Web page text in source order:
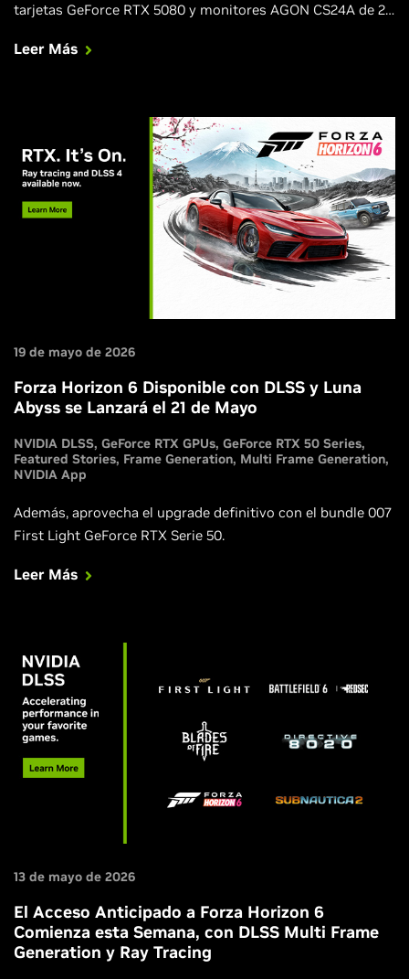
tarjetas GeForce RTX 5080 y monitores AGON CS24A de 24
2.
Leer Más
19 de mayo de 2026
Forza Horizon 6 Disponible con DLSS y Luna
Abyss se Lanzará el 21 de Mayo
NVIDIA DLSS GeForce RTX GPUs GeForce RTX 50 Series
Featured Stories Frame Generation Multi Frame Generation
NVIDIA App
Además, aprovecha el upgrade definitivo con el bundle 007
First Light GeForce RTX Serie 50.
Leer Más
13 de mayo de 2026
El Acceso Anticipado a Forza Horizon 6
Comienza esta Semana, con DLSS Multi Frame
Generation y Ray Tracing